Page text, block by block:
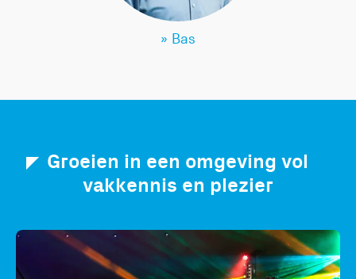
» Bas
Groeien in een omgeving vol
vakkennis en plezier